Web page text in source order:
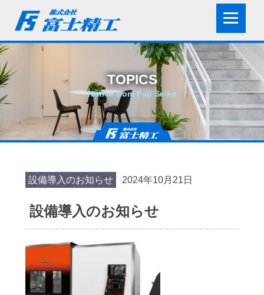
TOPICS
Notice from Fuji Seiko
設備導入のお知らせ 2024年10月21日
設備導入のお知らせ